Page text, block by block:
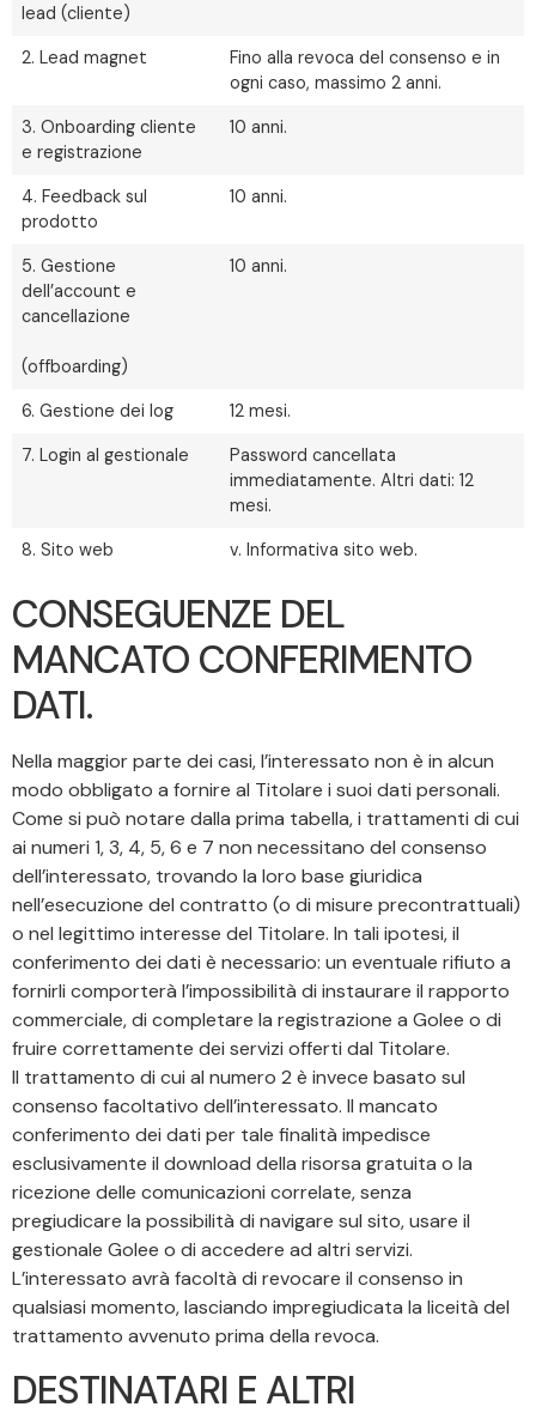
lead (cliente)
2. Lead magnet
Fino alla revoca del consenso e in
ogni caso, massimo 2 anni.
3. Onboarding cliente
e registrazione
10 anni.
4. Feedback sul
prodotto
10 anni.
5. Gestione
dell’account e
cancellazione
(offboarding)
10 anni.
6. Gestione dei log 12 mesi.
7. Login al gestionale
Password cancellata
immediatamente. Altri dati: 12
mesi.
8. Sito web v. Informativa sito web.
CONSEGUENZE DEL
MANCATO CONFERIMENTO
DATI.
Nella maggior parte dei casi, l’interessato non è in alcun
modo obbligato a fornire al Titolare i suoi dati personali.
Come si può notare dalla prima tabella, i trattamenti di cui
ai numeri 1, 3, 4, 5, 6 e 7 non necessitano del consenso
dell’interessato, trovando la loro base giuridica
nell’esecuzione del contratto (o di misure precontrattuali)
o nel legittimo interesse del Titolare. In tali ipotesi, il
conferimento dei dati è necessario: un eventuale rifiuto a
fornirli comporterà l’impossibilità di instaurare il rapporto
commerciale, di completare la registrazione a Golee o di
fruire correttamente dei servizi offerti dal Titolare.
Il trattamento di cui al numero 2 è invece basato sul
consenso facoltativo dell’interessato. Il mancato
conferimento dei dati per tale finalità impedisce
esclusivamente il download della risorsa gratuita o la
ricezione delle comunicazioni correlate, senza
pregiudicare la possibilità di navigare sul sito, usare il
gestionale Golee o di accedere ad altri servizi.
L’interessato avrà facoltà di revocare il consenso in
qualsiasi momento, lasciando impregiudicata la liceità del
trattamento avvenuto prima della revoca.
DESTINATARI E ALTRI